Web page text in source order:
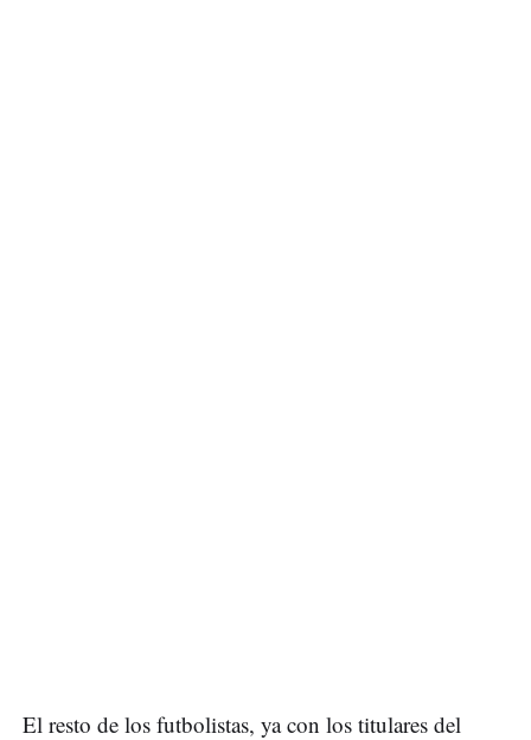
El resto de los futbolistas, ya con los titulares del